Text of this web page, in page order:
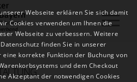
Webseite erklären Sie sich damit
Cookies verwenden um Ihnen die
Webseite zu verbessern. Weitere
finden Sie in unserer
eine korrekte Funktion der Buchung von
und dem Checkout
Akzeptant der notwendigen Cookies